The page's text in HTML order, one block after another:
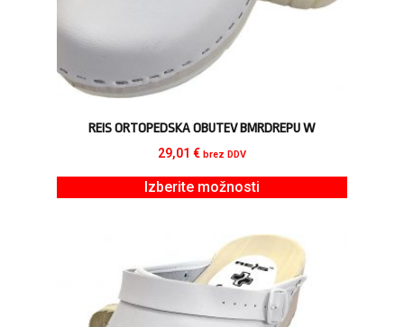
REIS ORTOPEDSKA OBUTEV BMRDREPU W
29,01 € brez DDV
Izberite možnosti